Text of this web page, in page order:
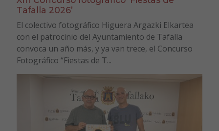
Tafalla 2026’
El colectivo fotográfico Higuera Argazki Elkartea
con el patrocinio del Ayuntamiento de Tafalla
convoca un año más, y ya van trece, el Concurso
Fotográfico “Fiestas de T...